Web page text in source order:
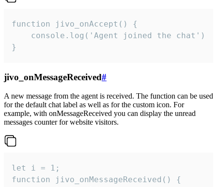
function jivo_onAccept() {
}
jivo_onMessageReceived#
A new message from the agent is received. The function can be used
for the default chat label as well as for the custom icon. For
example, with onMessageReceived you can display the unread
messages counter for website visitors.
let i = 1;
function jivo_onMessageReceived() {